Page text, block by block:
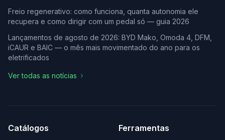
Freio regenerativo: como funciona, quanta autonomia ele
recupera e como dirigir com um pedal só — guia 2026
Lançamentos de agosto de 2026: BYD Mako, Omoda 4, DFM,
iCAUR e BAIC — o mês mais movimentado do ano para os
eletrificados
Ver todas as notícias
Catálogos Ferramentas